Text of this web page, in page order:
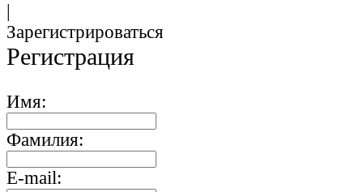
|
Зарегистрироваться
Регистрация
Имя:
Фамилия:
E-mail: